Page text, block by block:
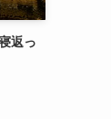
返っ